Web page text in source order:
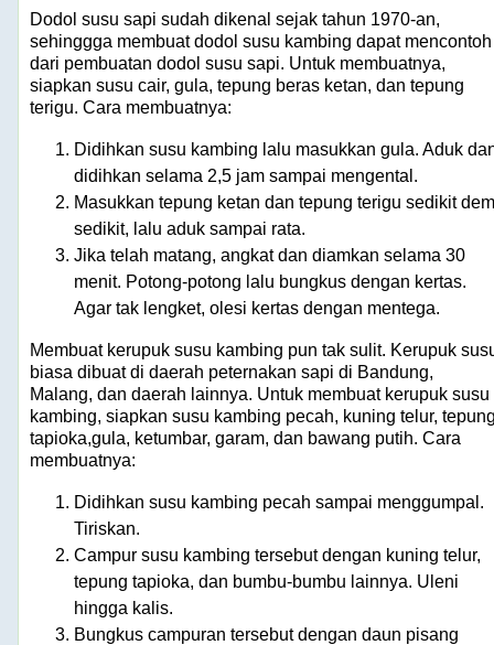
Dodol susu sapi sudah dikenal sejak tahun 1970-an,
sehinggga membuat dodol susu kambing dapat mencontoh
dari pembuatan dodol susu sapi. Untuk membuatnya,
siapkan susu cair, gula, tepung beras ketan, dan tepung
terigu. Cara membuatnya:
Didihkan susu kambing lalu masukkan gula. Aduk
didihkan selama 2,5 jam sampai mengental.
Masukkan tepung ketan dan tepung terigu sedikit
sedikit, lalu aduk sampai rata.
Jika telah matang, angkat dan diamkan selama 30
menit. Potong-potong lalu bungkus dengan kertas.
Agar tak lengket, olesi kertas dengan mentega.
Membuat kerupuk susu kambing pun tak sulit. Kerupuk
biasa dibuat di daerah peternakan sapi di Bandung,
Malang, dan daerah lainnya. Untuk membuat kerupuk susu
kambing, siapkan susu kambing pecah, kuning telur,
tapioka,gula, ketumbar, garam, dan bawang putih. Cara
membuatnya:
Didihkan susu kambing pecah sampai menggumpal.
Tiriskan.
Campur susu kambing tersebut dengan kuning telur,
tepung tapioka, dan bumbu-bumbu lainnya. Uleni
hingga kalis.
Bungkus campuran tersebut dengan daun pisang